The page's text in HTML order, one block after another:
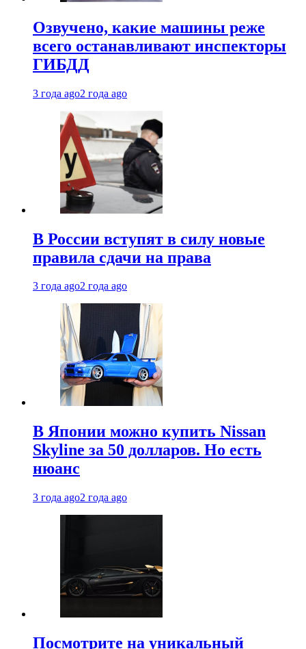
Озвучено, какие машины реже
всего останавливают инспекторы
ГИБДД
3 года ago2 года ago
В России вступят в силу новые
правила сдачи на права
3 года ago2 года ago
В Японии можно купить Nissan
Skyline за 50 долларов. Но есть
нюанс
3 года ago2 года ago
Посмотрите на уникальный